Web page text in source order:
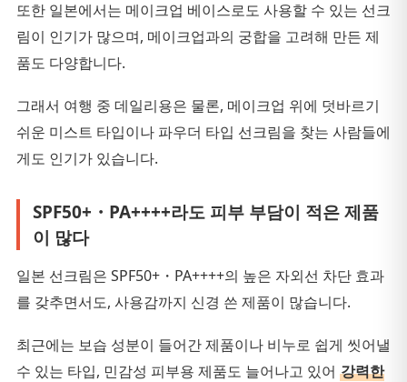
또한 일본에서는 메이크업 베이스로도 사용할 수 있는 선크
림이 인기가 많으며, 메이크업과의 궁합을 고려해 만든 제
품도 다양합니다.
그래서 여행 중 데일리용은 물론, 메이크업 위에 덧바르기
쉬운 미스트 타입이나 파우더 타입 선크림을 찾는 사람들에
게도 인기가 있습니다.
SPF50+・PA++++라도 피부 부담이 적은 제품
이 많다
일본 선크림은 SPF50+・PA++++의 높은 자외선 차단 효과
를 갖추면서도, 사용감까지 신경 쓴 제품이 많습니다.
최근에는 보습 성분이 들어간 제품이나 비누로 쉽게 씻어낼
수 있는 타입, 민감성 피부용 제품도 늘어나고 있어 강력한